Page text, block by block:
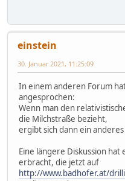
einstein
30. Januar 2021, 11:25:09
In einem anderen Forum
angesprochen:
Wenn man den
die Milchstraße bezieht,
ergibt sich dann ein
Eine längere Diskussion hat
erbracht, die jetzt auf
http://www.badhofer.at/